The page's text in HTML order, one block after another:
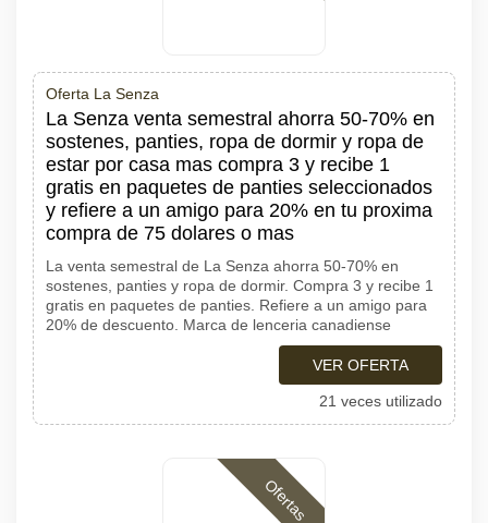
Oferta La Senza
La Senza venta semestral ahorra 50-70% en
sostenes, panties, ropa de dormir y ropa de
estar por casa mas compra 3 y recibe 1
gratis en paquetes de panties seleccionados
y refiere a un amigo para 20% en tu proxima
compra de 75 dolares o mas
La venta semestral de La Senza ahorra 50-70% en
sostenes, panties y ropa de dormir. Compra 3 y recibe 1
gratis en paquetes de panties. Refiere a un amigo para
20% de descuento. Marca de lenceria canadiense
VER OFERTA
21 veces utilizado
Ofertas